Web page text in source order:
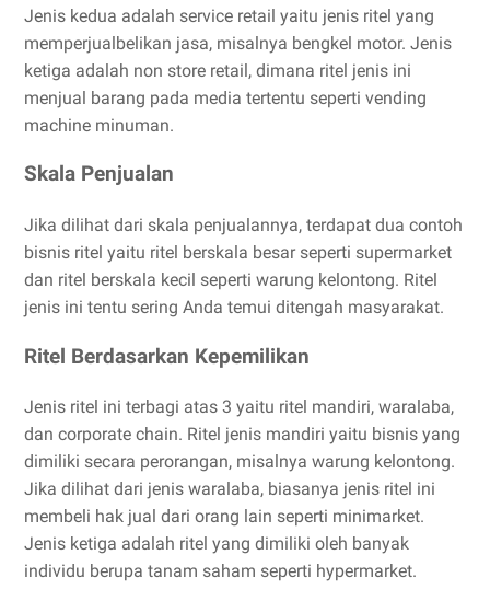
Jenis kedua adalah service retail yaitu jenis ritel yang
memperjualbelikan jasa, misalnya bengkel motor. Jenis
ketiga adalah non store retail, dimana ritel jenis ini
menjual barang pada media tertentu seperti vending
machine minuman.
Skala Penjualan
Jika dilihat dari skala penjualannya, terdapat dua contoh
bisnis ritel yaitu ritel berskala besar seperti supermarket
dan ritel berskala kecil seperti warung kelontong. Ritel
jenis ini tentu sering Anda temui ditengah masyarakat.
Ritel Berdasarkan Kepemilikan
Jenis ritel ini terbagi atas 3 yaitu ritel mandiri, waralaba,
dan corporate chain. Ritel jenis mandiri yaitu bisnis yang
dimiliki secara perorangan, misalnya warung kelontong.
Jika dilihat dari jenis waralaba, biasanya jenis ritel ini
membeli hak jual dari orang lain seperti minimarket.
Jenis ketiga adalah ritel yang dimiliki oleh banyak
individu berupa tanam saham seperti hypermarket.